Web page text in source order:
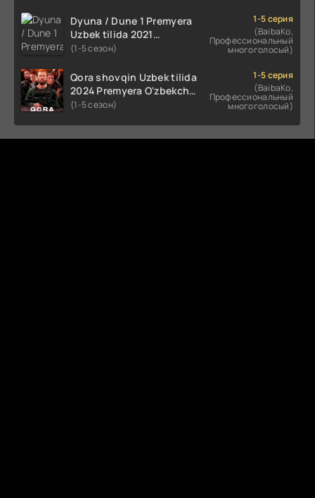
Dyuna / Dune 1 Premyera
Uzbek tilida 2021
O'zbekcha tarjima kino HD
(1-5 сезон)
1-5 серия
(BaibaKo,
Профессиональный
многоголосый)
Qora shovqin Uzbek tilida
2024 Premyera O'zbekcha
tarjima kino HD skachat
(1-5 сезон)
1-5 серия
(BaibaKo,
Профессиональный
многоголосый)